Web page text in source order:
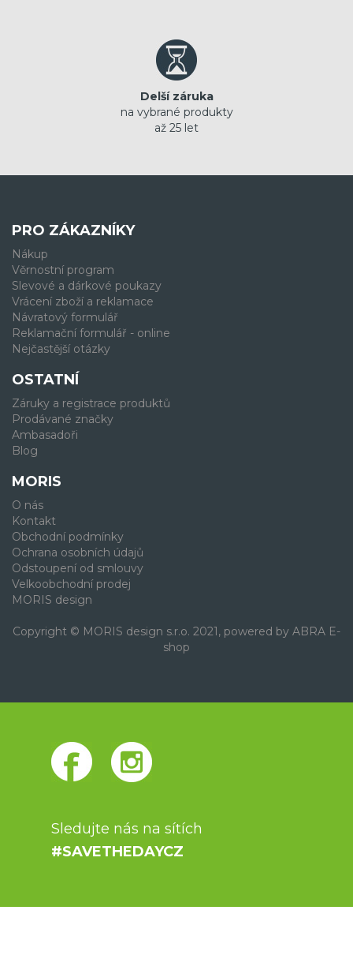
Delší záruka
na vybrané produkty
až 25 let
PRO ZÁKAZNÍKY
Nákup
Věrnostní program
Slevové a dárkové poukazy
Vrácení zboží a reklamace
Návratový formulář
Reklamační formulář - online
Nejčastější otázky
OSTATNÍ
Záruky a registrace produktů
Prodávané značky
Ambasadoři
Blog
MORIS
O nás
Kontakt
Obchodní podmínky
Ochrana osobních údajů
Odstoupení od smlouvy
Velkoobchodní prodej
MORIS design
Copyright © MORIS design s.r.o. 2021, powered by ABRA E-
shop
Sledujte nás na sítích
#SAVETHEDAYCZ